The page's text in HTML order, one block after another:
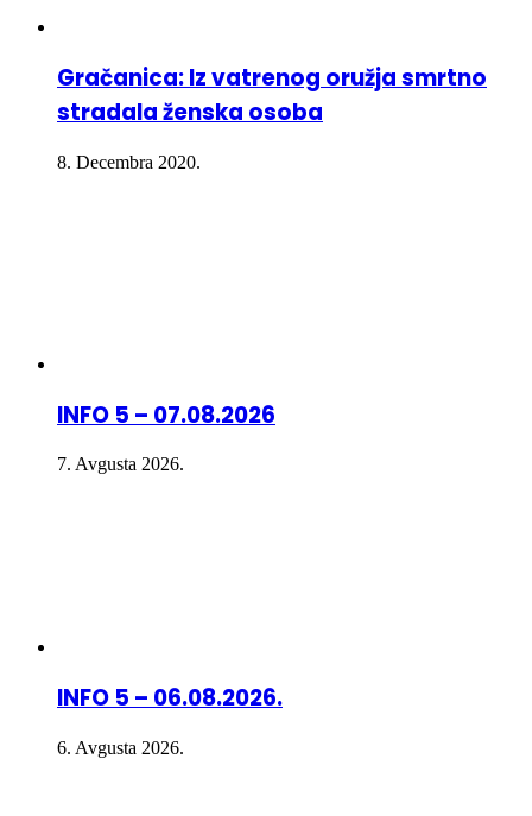
Gračanica: Iz vatrenog oružja smrtno
stradala ženska osoba
8. Decembra 2020.
INFO 5 – 07.08.2026
7. Avgusta 2026.
INFO 5 – 06.08.2026.
6. Avgusta 2026.